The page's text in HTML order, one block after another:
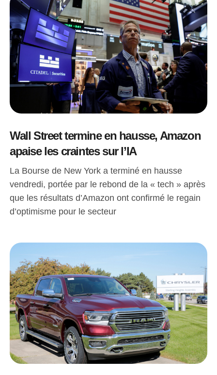
Wall Street termine en hausse, Amazon
apaise les craintes sur l’IA
La Bourse de New York a terminé en hausse
vendredi, portée par le rebond de la « tech » après
que les résultats d’Amazon ont confirmé le regain
d’optimisme pour le secteur